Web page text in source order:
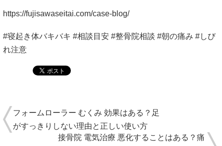
https://fujisawaseitai.com/case-blog/
#寝起き体バキバキ #相談目安 #整骨院相談 #朝の痛み #しび
れ注意
フォームローラー むくみ 効果はある？足
がすっきりしない理由と正しい使い方
接骨院 電気治療 悪化することはある？痛